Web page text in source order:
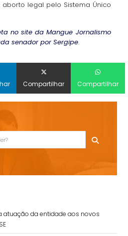
legal pelo Sistema Único
no site da Mangue Jornalismo
senador por Sergipe.
Compartilhar Compartilhar
atuação da entidade aos novos